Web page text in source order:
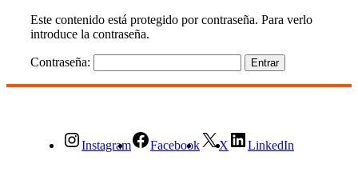
Este contenido está protegido por contraseña. Para verlo
introduce la contraseña.
Contraseña:
Instagram Facebook X LinkedIn